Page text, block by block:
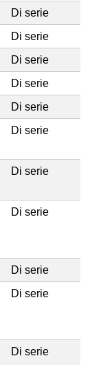
Di serie
Di serie
Di serie
Di serie
Di serie
Di serie
Di serie
Di serie
Di serie
Di serie
Di serie